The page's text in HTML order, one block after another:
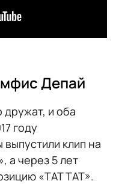
Депай
и оба
году
клип на
а через 5 лет
«​​TAT TAT».